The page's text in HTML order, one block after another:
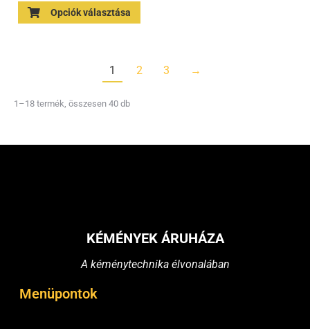
Opciók választása
1 2 3 →
1–18 termék, összesen 40 db
KÉMÉNYEK ÁRUHÁZA
A kéménytechnika élvonalában
Menüpontok